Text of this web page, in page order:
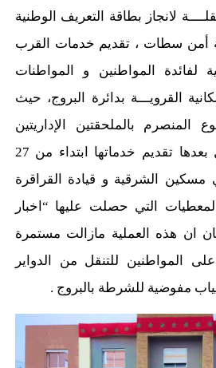
لانجاز بطاقة التعريف الوطنية
أمن سطات ، تقديم خدمات القرب
لفائدة المواطنين و المواطنات
القرويـــة بدائرة البروج، حيث
بالملحقتين الإداريتين
بباشوية البروج لتواصل بعدها تقديم خدماتها ابتداء من 27
مسكين الشرقية و قيادة القراقرة
التي حصلت عليها “اخبار
ان هذه العملية مازالت مستمرة
المواطنين للتنقل من الدواير
مفوضية للشرطة بالبروج .